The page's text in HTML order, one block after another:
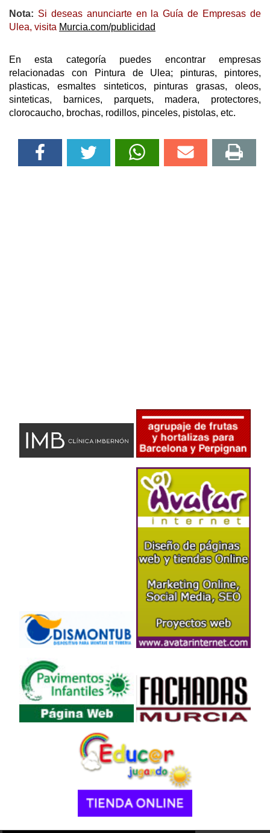
Nota: Si deseas anunciarte en la Guía de Empresas de
Ulea, visita Murcia.com/publicidad
En esta categoría puedes encontrar empresas
relacionadas con Pintura de Ulea; pinturas, pintores,
plasticas, esmaltes sinteticos, pinturas grasas, oleos,
sinteticas, barnices, parquets, madera, protectores,
clorocaucho, brochas, rodillos, pinceles, pistolas, etc.